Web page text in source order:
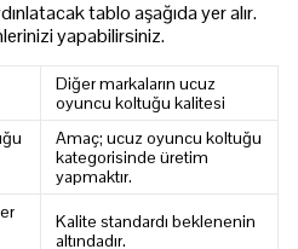
tablo aşağıda yer alır.
yapabilirsiniz.
Diğer markaların ucuz
oyuncu koltuğu kalitesi
Amaç; ucuz oyuncu koltuğu
kategorisinde üretim
yapmaktır.
Kalite standardı beklenenin
altındadır.